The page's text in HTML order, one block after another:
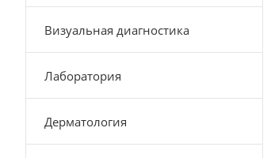
Визуальная диагностика
Лаборатория
Дерматология